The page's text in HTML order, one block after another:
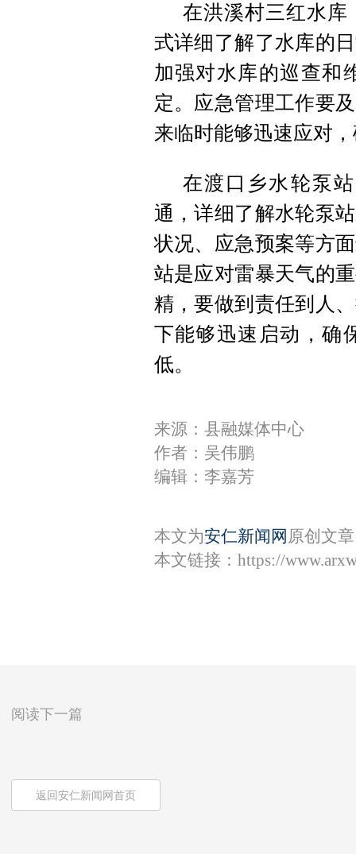
在洪溪村三红水库
式详细了解了水库的
加强对水库的巡查和
定。应急管理工作要
来临时能够迅速应对
在渡口乡水轮泵
通，详细了解水轮泵
状况、应急预案等方
站是应对雷暴天气的
精，要做到责任到人
下能够迅速启动，确
低。
来源：县融媒体中心
作者：吴伟鹏
编辑：李嘉芳
本文为安仁新闻网 原创文
本文链接： https://
阅读下一篇
返回安仁新闻网首页